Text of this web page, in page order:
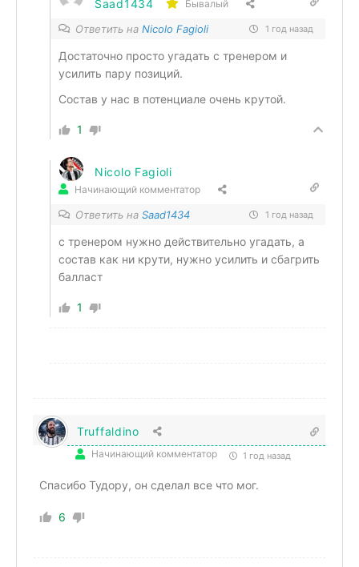
Saad1434 Бывалый
Ответить на Nicolo Fagioli 1 год назад
Достаточно просто угадать с тренером и
усилить пару позиций.
Состав у нас в потенциале очень крутой.
1
Nicolo Fagioli
Начинающий комментатор
Ответить на Saad1434 1 год назад
с тренером нужно действительно угадать, а
состав как ни крути, нужно усилить и сбагрить
балласт
1
Truffaldino
Начинающий комментатор 1 год назад
Спасибо Тудору, он сделал все что мог.
6